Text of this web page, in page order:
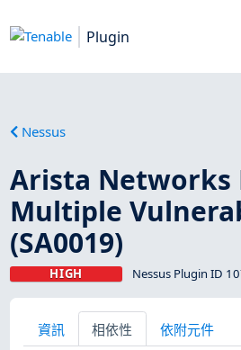
Plugin
Nessus
Arista Networks
Multiple
(SA0019)
HIGH Nessus Plugin ID
資訊 相依性 依附元件